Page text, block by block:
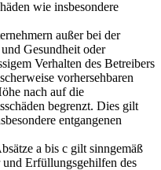
wie insbesondere
außer bei der
Gesundheit oder
Verhalten des Betreibers
vorhersehbaren
nach auf die
begrenzt. Dies gilt
entgangenen
a bis c gilt sinngemäß
Erfüllungsgehilfen des